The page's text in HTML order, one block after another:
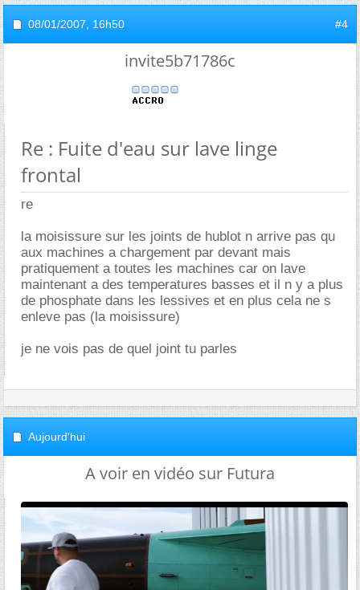
08/01/2007, 16h50 #4
invite5b71786c
Re : Fuite d'eau sur lave linge
frontal
re
la moisissure sur les joints de hublot n arrive pas qu
aux machines a chargement par devant mais
pratiquement a toutes les machines car on lave
maintenant a des temperatures basses et il n y a plus
de phosphate dans les lessives et en plus cela ne s
enleve pas (la moisissure)
je ne vois pas de quel joint tu parles
Aujourd'hui
A voir en vidéo sur Futura